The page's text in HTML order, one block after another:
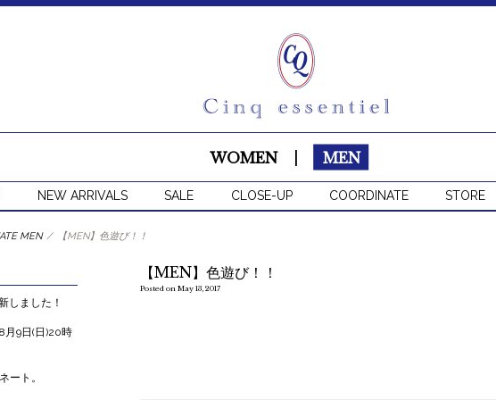
WOMEN MEN
NEW ARRIVALS SALE CLOSE-UP COORDINATE STORE
MEN / 【MEN】色遊び！！
【MEN】色遊び！！
Posted on May 13, 2017
しました！
月9日(日)20時
ート。